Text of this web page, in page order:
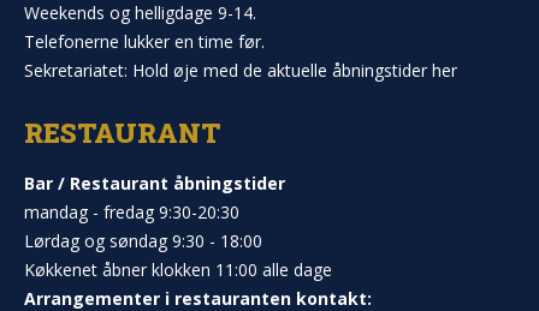
Weekends og helligdage 9-14.
Telefonerne lukker en time før.
Sekretariatet: Hold øje med de aktuelle åbningstider her
RESTAURANT
Bar / Restaurant åbningstider
mandag - fredag 9:30-20:30
Lørdag og søndag 9:30 - 18:00
Køkkenet åbner klokken 11:00 alle dage
Arrangementer i restauranten kontakt: